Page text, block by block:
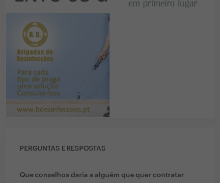
PERGUNTAS E RESPOSTAS
Que conselhos daria a alguém que quer contratar